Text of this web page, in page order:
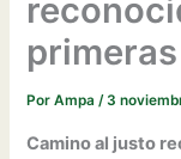
PorAmpa/ 3
Camino al justo